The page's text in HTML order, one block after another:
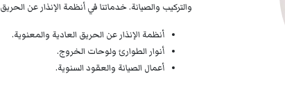
والتركيب والصيانة. خدماتنا في أنظمة الإنذار عن
أنظمة الإنذار عن الحريق العادية والمعنوية.
أنوار الطوارئ ولوحات الخروج.
أعمال الصيانة والعقود السنوية.